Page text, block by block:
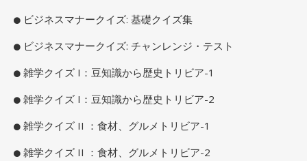
ビジネスマナークイズ: 基礎クイズ集
ビジネスマナークイズ: チャンレンジ・テスト
雑学クイズ I：豆知識から歴史トリビア-1
雑学クイズ I：豆知識から歴史トリビア-2
雑学クイズ II ：食材、グルメトリビア-1
雑学クイズ II ：食材、グルメトリビア-2